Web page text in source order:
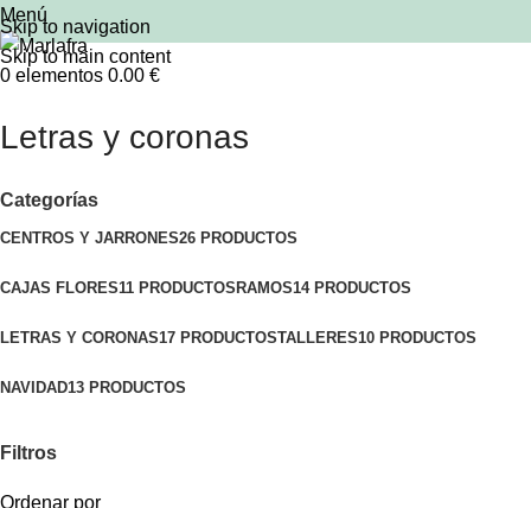
Skip to navigation
Skip to main content
Menú
0 elementos 0.00 €
Letras y coronas
Categorías
CENTROS Y JARRONES26 PRODUCTOS
CAJAS FLORES11 PRODUCTOS RAMOS14 PRODUCTOS
LETRAS Y CORONAS17 PRODUCTOSTALLERES10 PRODUCTOS
NAVIDAD13 PRODUCTOS
Filtros
Ordenar por